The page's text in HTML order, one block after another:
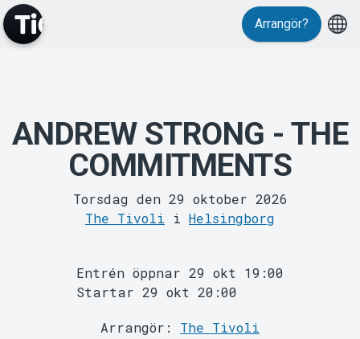
Evenemang
MyTickster
Arrangör?
ANDREW STRONG - THE
COMMITMENTS
Torsdag den 29 oktober 2026
The Tivoli i Helsingborg
Entrén öppnar 29 okt 19:00
Startar 29 okt 20:00
Arrangör: The Tivoli